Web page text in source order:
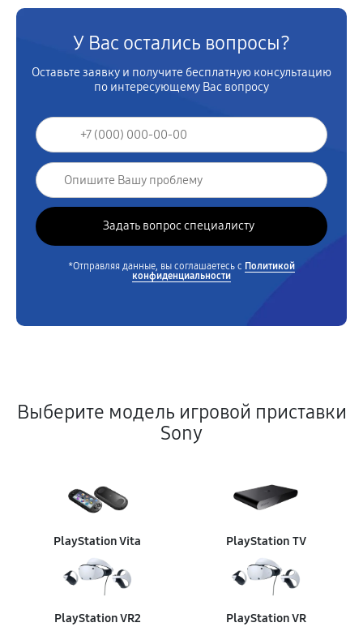
У Вас остались вопросы?
Оставьте заявку и получите бесплатную консультацию
по интересующему Вас вопросу
*Отправляя данные, вы соглашаетесь с Политикой
конфиденциальности
Выберите модель игровой приставки
Sony
PlayStation Vita PlayStation TV
PlayStation VR2 PlayStation VR